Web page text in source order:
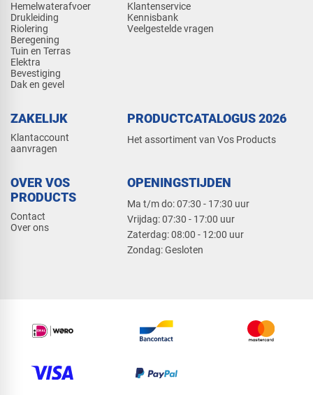
Hemelwaterafvoer
Drukleiding
Riolering
Beregening
Tuin en Terras
Elektra
Bevestiging
Dak en gevel
Klantenservice
Kennisbank
Veelgestelde vragen
ZAKELIJK
Klantaccount
aanvragen
PRODUCTCATALOGUS 2026
Het assortiment van Vos Products
OVER VOS
PRODUCTS
Contact
Over ons
OPENINGSTIJDEN
Ma t/m do: 07:30 - 17:30 uur
​Vrijdag: 07:30 - 17:00 uur
​Zaterdag: 08:00 - 12:00 uur
​Zondag: Gesloten